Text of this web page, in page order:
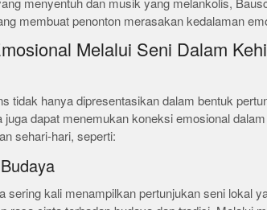
menyentuh dan musik yang melankolis,
membuat penonton merasakan kedalaman
Melalui Seni Dalam
tidak hanya dipresentasikan dalam bentuk
juga dapat menemukan koneksi emosional
sehari-hari, seperti:
sering kali menampilkan pertunjukan seni lokal